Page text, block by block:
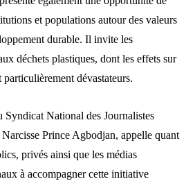
et populations autour des valeurs
durable. Il invite les
déchets plastiques, dont les effets sur
dévastateurs.
Syndicat National des Journalistes
Prince Agbodjan, appelle quant
privés ainsi que les médias
à accompagner cette initiative